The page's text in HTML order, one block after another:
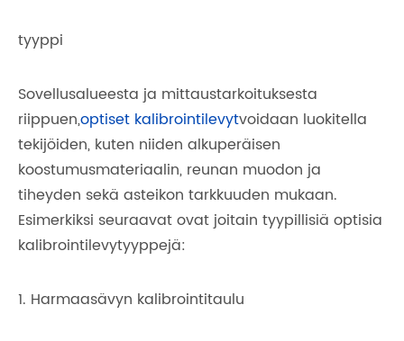
tyyppi
Sovellusalueesta ja mittaustarkoituksesta
riippuen,optiset kalibrointilevytvoidaan luokitella
tekijöiden, kuten niiden alkuperäisen
koostumusmateriaalin, reunan muodon ja
tiheyden sekä asteikon tarkkuuden mukaan.
Esimerkiksi seuraavat ovat joitain tyypillisiä optisia
kalibrointilevytyyppejä:
1. Harmaasävyn kalibrointitaulu